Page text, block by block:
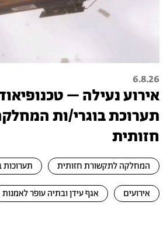
6.8.26
תערוכת בוגרי/ות
חזותית
המחלקה לתקשורת חזותית תערוכות
אירועים אגף עידן ובתיה עופר לאמנות